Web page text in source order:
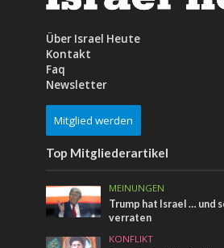
Über Israel Heute
Kontakt
Faq
Newsletter
Mitglied werden
Top Mitgliederartikel
MEINUNGEN
Trump hat Israel … und
verraten
KONFLIKT